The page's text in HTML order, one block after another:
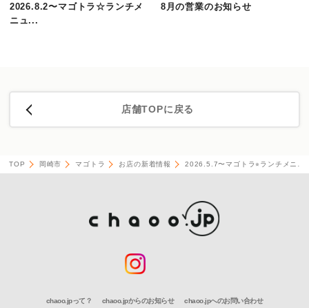
2026.8.2〜マゴトラ☆ランチメ
ニュ...
8月の営業のお知らせ
店舗TOPに戻る
TOP 岡崎市 マゴトラ お店の新着情報 2026.5.7〜マゴトラ⭐︎ランチメニ…
chaoo.jpって？ chaoo.jpからのお知らせ chaoo.jpへのお問い合わせ